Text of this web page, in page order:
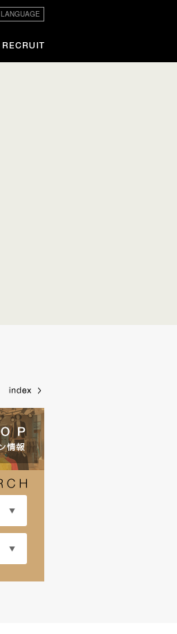
LANGUAGE